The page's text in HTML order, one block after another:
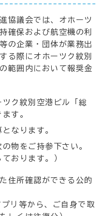
協議会では、オホーツ
確保および航空機の利
の企業・団体が業務出
る際にオホーツク紋別
範囲内において報奨金
ク紋別空港ビル「総
す。
なります。
物をご持参下さい。
おります。）
住所確認ができる公的
リ等から、ご自身で取